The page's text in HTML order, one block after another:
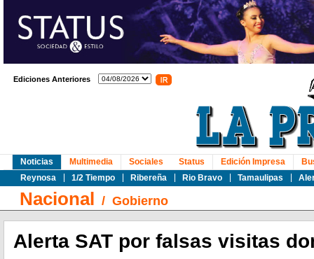
Ediciones Anteriores
Noticias
Reynosa
1/2 Tiempo Ribereña Rio Bravo Tamaulipas
Multimedia Sociales Status Edición Impresa
Nacional / Gobierno
Alerta SAT por falsas visitas